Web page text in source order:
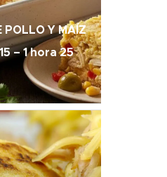
POLLO Y MAÍZ
– 1 hora 25